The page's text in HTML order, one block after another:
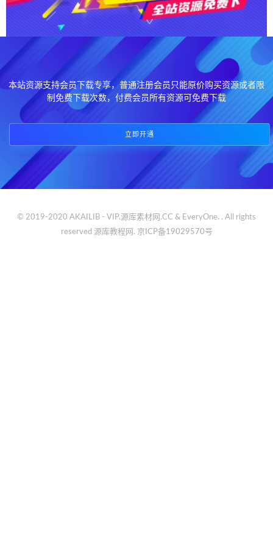
本站资源支持会员下载专享，普通注册会员只能原价购买资源或者限
制免费下载次数，付费会员所有资源可免费下载
立即开通
© 2019-2020 AKAILIB - VIP.源库素材网.CC & EveryOne. . All rights
reserved 源库教程网. 京ICP备19029570号